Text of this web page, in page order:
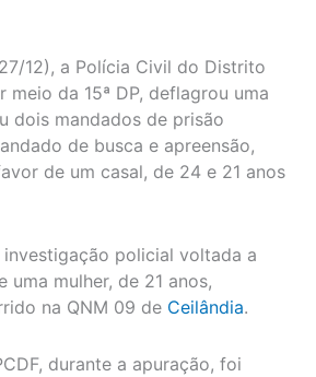
12), a Polícia Civil do Distrito
meio da 15ª DP, deflagrou uma
dois mandados de prisão
de busca e apreensão,
de um casal, de 24 e 21 anos
policial voltada a
uma mulher, de 21 anos,
na QNM 09 de Ceilândia.
durante a apuração, foi